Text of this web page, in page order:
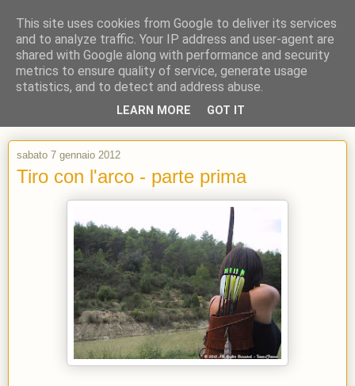
sabato 7 gennaio 2012
Tiro con l'arco - parte prima
This site uses cookies from Google to deliver its services
and to analyze traffic. Your IP address and user-agent are
shared with Google along with performance and security
metrics to ensure quality of service, generate usage
statistics, and to detect and address abuse.
LEARN MORE GOT IT